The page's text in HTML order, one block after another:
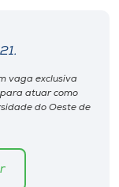
vaga exclusiva
atuar como
do Oeste de